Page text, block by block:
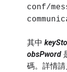
conf/
其中
obsPword
碼。詳情請